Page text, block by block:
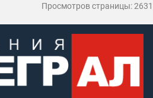
Просмотров страницы: 2631